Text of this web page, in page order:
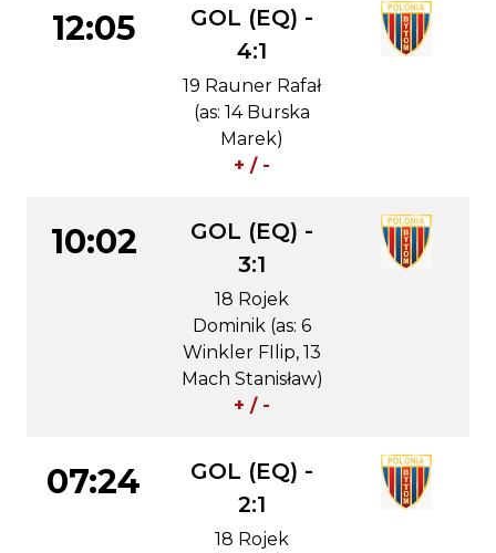
12:05
GOL (EQ) -
4:1
19 Rauner Rafał
(as: 14 Burska
Marek)
+ / -
10:02
GOL (EQ) -
3:1
18 Rojek
Dominik (as: 6
Winkler FIlip, 13
Mach Stanisław)
+ / -
07:24
GOL (EQ) -
2:1
18 Rojek